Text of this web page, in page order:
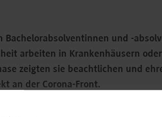
Bachelorabsolventinnen und -
arbeiten in Krankenhäusern
zeigten sie beachtlichen und
an der Corona-Front.